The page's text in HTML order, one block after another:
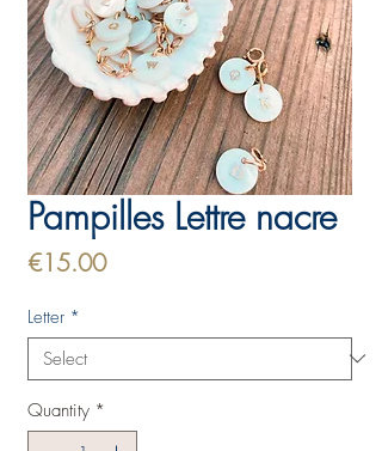
Pampilles Lettre nacre
€15.00Price
Letter *
Quantity *